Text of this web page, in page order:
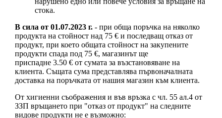
стока.
В сила от 01.07.2023 г.- при обща поръчка на няколко
продукта на стойност над 75 € и последващ отказ от
продукт, при което общата стойност на закупените
продукти спада под 75 €, магазинът ще
приспадне 3.50 € от сумата за възстановяване на
клиента. Същата сума представлява първоначалната
доставка на поръчката от нашия магазин към клиента.
От хигиенни съображения и във връзка с чл. 55 ал.4 от
ЗЗП връщането при "отказ от продукт" на следните
видове продукти не е възможно: